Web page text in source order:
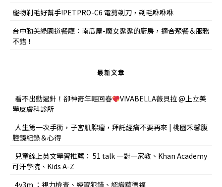
寵物剃毛好幫手!PETPRO-C6 電剪剃刀，剃毛咻咻咻
台中勤美綠園道餐廳：南瓜屋-魔女露露的廚房，適合聚餐＆服務
不錯！
最新文章
看不出動過針！卻神奇年輕回春
VIVABELLA薇貝拉 @上立美
學皮膚科診所
人生第一次手術，子宮肌腺瘤，拜託經痛不要再來 | 桃園禾馨腹
腔鏡紀錄＆心得
兒童線上英文學習推薦： 51 talk 一對一家教、Khan Academy
可汗學院、Kids A-Z
4y3m ：視力檢查、練習犯錯、認識華德福